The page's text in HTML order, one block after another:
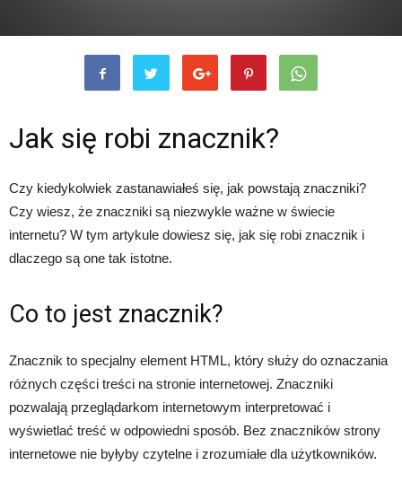
Jak się robi znacznik?
Czy kiedykolwiek zastanawiałeś się, jak powstają znaczniki?
Czy wiesz, że znaczniki są niezwykle ważne w świecie
internetu? W tym artykule dowiesz się, jak się robi znacznik i
dlaczego są one tak istotne.
Co to jest znacznik?
Znacznik to specjalny element HTML, który służy do oznaczania
różnych części treści na stronie internetowej. Znaczniki
pozwalają przeglądarkom internetowym interpretować i
wyświetlać treść w odpowiedni sposób. Bez znaczników strony
internetowe nie byłyby czytelne i zrozumiałe dla użytkowników.